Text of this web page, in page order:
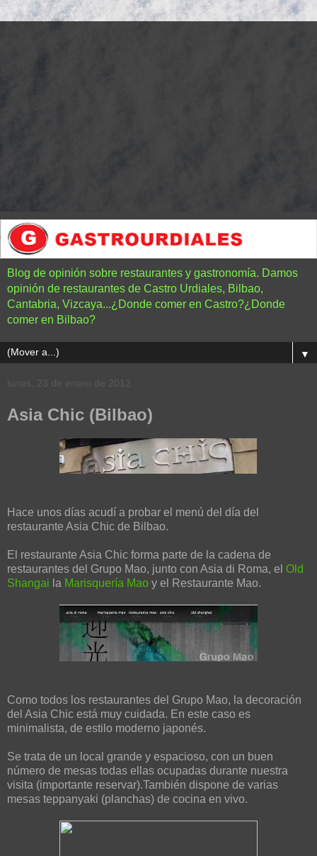
Blog de opinión sobre restaurantes y gastronomía. Damos
opinión de restaurantes de Castro Urdiales, Bilbao,
Cantabria, Vizcaya...¿Donde comer en Castro?¿Donde
comer en Bilbao?
▼
lunes, 23 de enero de 2012
Asia Chic (Bilbao)
Hace unos días acudí a probar el menú del día del
restaurante Asia Chic de Bilbao.
El restaurante Asia Chic forma parte de la cadena de
restaurantes del Grupo Mao, junto con Asia di Roma, el Old
Shangai la Marisquería Mao y el Restaurante Mao.
Como todos los restaurantes del Grupo Mao, la decoración
del Asia Chic está muy cuidada. En este caso es
minimalista, de estilo moderno japonés.
Se trata de un local grande y espacioso, con un buen
número de mesas todas ellas ocupadas durante nuestra
visita (importante reservar).También dispone de varias
mesas teppanyaki (planchas) de cocina en vivo.